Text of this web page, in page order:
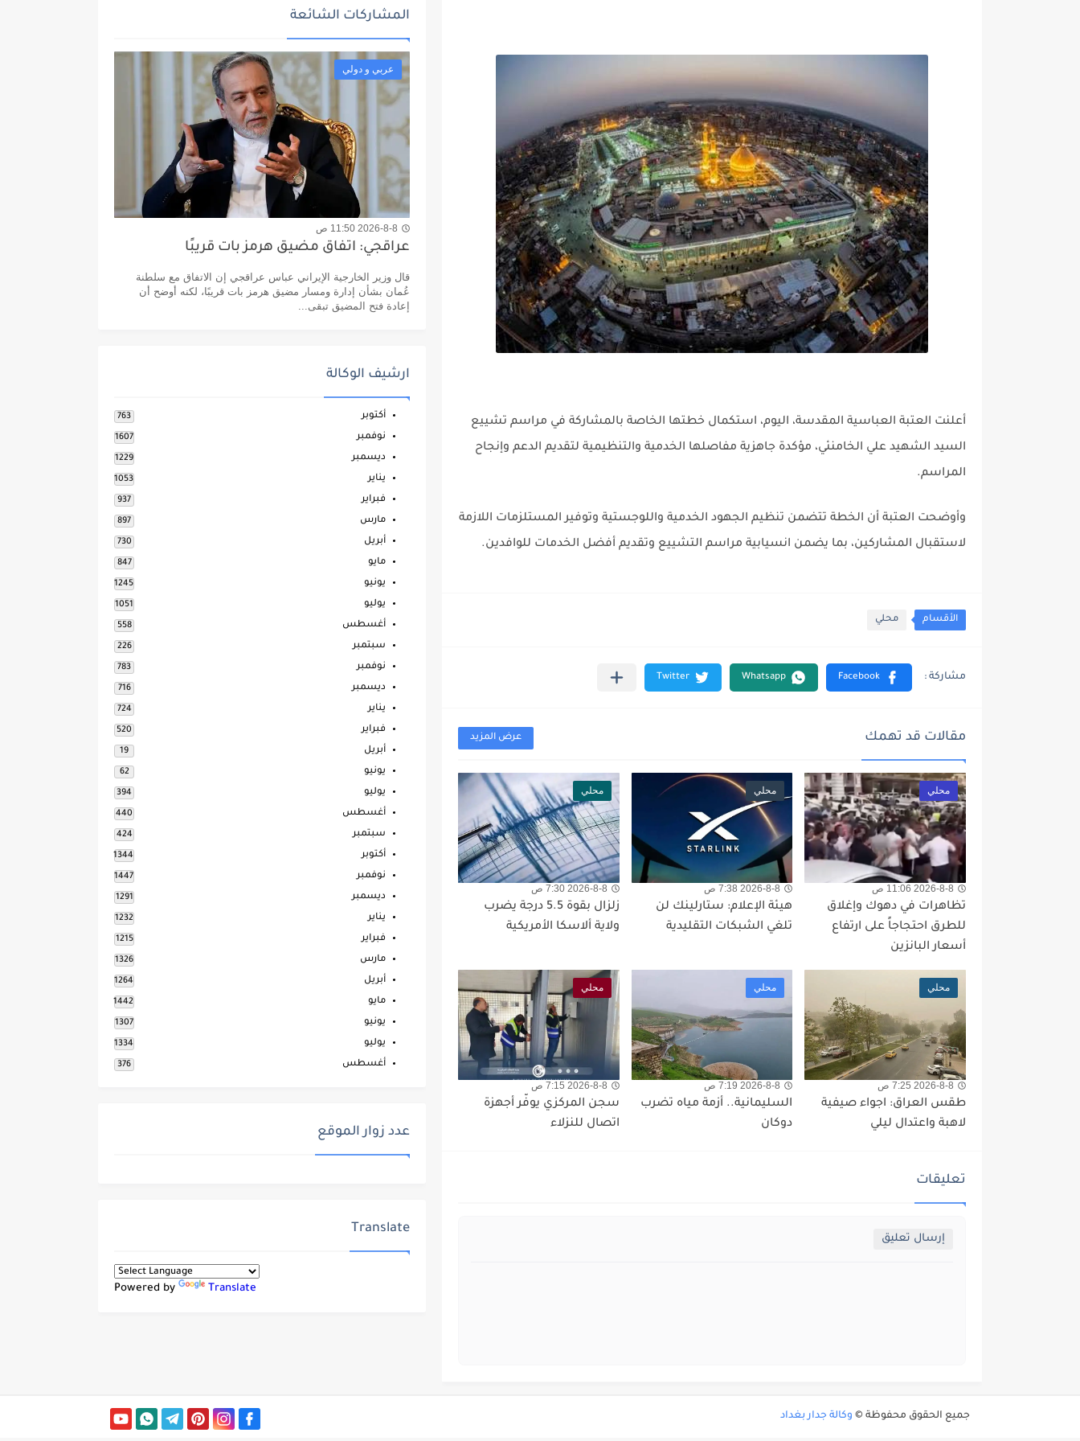
أعلنت العتبة العباسية المقدسة، اليوم، استكمال خطتها الخاصة بالمشاركة في مراسم تشييع
السيد الشهيد علي الخامنئي، مؤكدة جاهزية مفاصلها الخدمية والتنظيمية لتقديم الدعم وإنجاح
المراسم.
وأوضحت العتبة أن الخطة تتضمن تنظيم الجهود الخدمية واللوجستية وتوفير المستلزمات اللازمة
لاستقبال المشاركين، بما يضمن انسيابية مراسم التشييع وتقديم أفضل الخدمات للوافدين.
الأقسام محلي
مقالات قد تهمك عرض المزيد
محلي
2026-8-8 11:06 ص
تظاهرات في دهوك وإغلاق
للطرق احتجاجاً على ارتفاع
أسعار البانزين
محلي
2026-8-8 7:38 ص
هيئة الإعلام: ستارلينك لن
تلغي الشبكات التقليدية
محلي
2026-8-8 7:30 ص
زلزال بقوة 5.5 درجة يضرب
ولاية ألاسكا الأمريكية
محلي
2026-8-8 7:25 ص
طقس العراق: اجواء صيفية
لاهبة واعتدال ليلي
محلي
2026-8-8 7:19 ص
السليمانية.. أزمة مياه تضرب
دوكان
محلي
2026-8-8 7:15 ص
سجن المركزي يوفّر أجهزة
اتصال للنزلاء
تعليقات
إرسال تعليق
المشاركات الشائعة
عربي و دولي
2026-8-8 11:50 ص
عراقجي: اتفاق مضيق هرمز بات قريبًا
قال وزير الخارجية الإيراني عباس عراقجي إن الاتفاق مع سلطنة
عُمان بشأن إدارة ومسار مضيق هرمز بات قريبًا، لكنه أوضح أن
إعادة فتح المضيق تبقى...
ارشيف الوكالة
أكتوبر 763
نوفمبر 1607
ديسمبر 1229
يناير 1053
فبراير 937
مارس 897
أبريل 730
مايو 847
يونيو 1245
يوليو 1051
أغسطس 558
سبتمبر 226
نوفمبر 783
ديسمبر 716
يناير 724
فبراير 520
أبريل 19
يونيو 62
يوليو 394
أغسطس 440
سبتمبر 424
أكتوبر 1344
نوفمبر 1447
ديسمبر 1291
يناير 1232
فبراير 1215
مارس 1326
أبريل 1264
مايو 1442
يونيو 1307
يوليو 1334
أغسطس 376
عدد زوار الموقع
Translate
Powered by Translate
جميع الحقوق محفوظة © وكالة جدار بغداد